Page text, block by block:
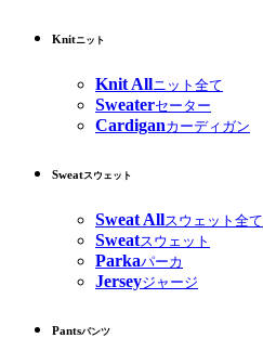
Knitニット
Knit Allニット全て
Sweaterセーター
Cardiganカーディガン
Sweatスウェット
Sweat Allスウェット全て
Sweatスウェット
Parkaパーカ
Jerseyジャージ
Pantsパンツ